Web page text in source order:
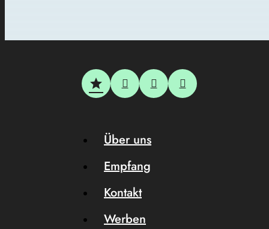
Über uns
Empfang
Kontakt
Werben